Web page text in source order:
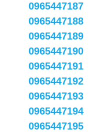
0965447187
0965447188
0965447189
0965447190
0965447191
0965447192
0965447193
0965447194
0965447195